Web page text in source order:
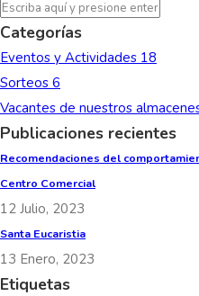
Categorías
Eventos y Actividades 18
Sorteos 6
Vacantes de nuestros
Publicaciones recientes
Recomendaciones del
Centro Comercial
12 Julio, 2023
Santa Eucaristia
13 Enero, 2023
Etiquetas